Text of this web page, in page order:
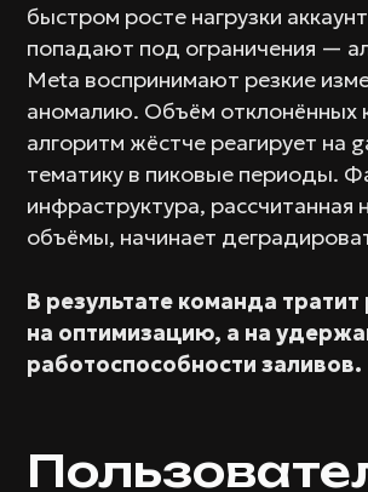
быстром росте нагрузки
попадают под ограничения —
Meta воспринимают резкие
аномалию. Объём отклонённых
алгоритм жёстче реагирует на
тематику в пиковые периоды.
инфраструктура, рассчитанная
объёмы, начинает
В результате команда
на оптимизацию, а на
работоспособности заливов.